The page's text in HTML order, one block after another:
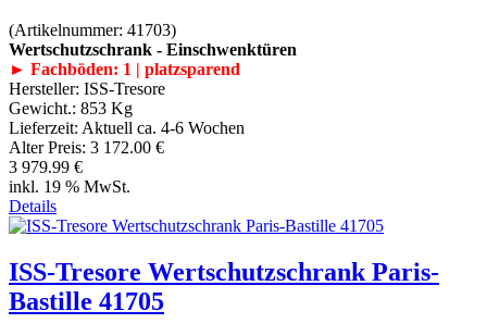
(Artikelnummer: 41703)
Wertschutzschrank - Einschwenktüren
► Fachböden: 1 | platzsparend
Hersteller: ISS-Tresore
Gewicht.: 853 Kg
Lieferzeit: Aktuell ca. 4-6 Wochen
Alter Preis: 3 172.00 €
3 979.99 €
inkl. 19 % MwSt.
Details
ISS-Tresore Wertschutzschrank Paris-
Bastille 41705